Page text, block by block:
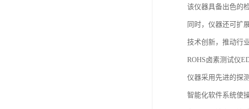
该仪器具备出色的
同时，仪器还可扩
技术创新，推动行
ROHS卤素测试仪
仪器采用先进的探
智能化软件系统使